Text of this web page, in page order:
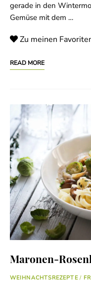
gerade in den
Gemüse mit dem …
Zu meinen
READ MORE
Maronen-
WEIHNACHTSREZEPTE/